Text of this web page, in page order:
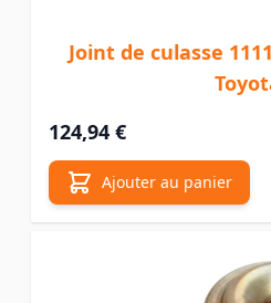
Joint de culasse
124,94 €
Ajouter au panier